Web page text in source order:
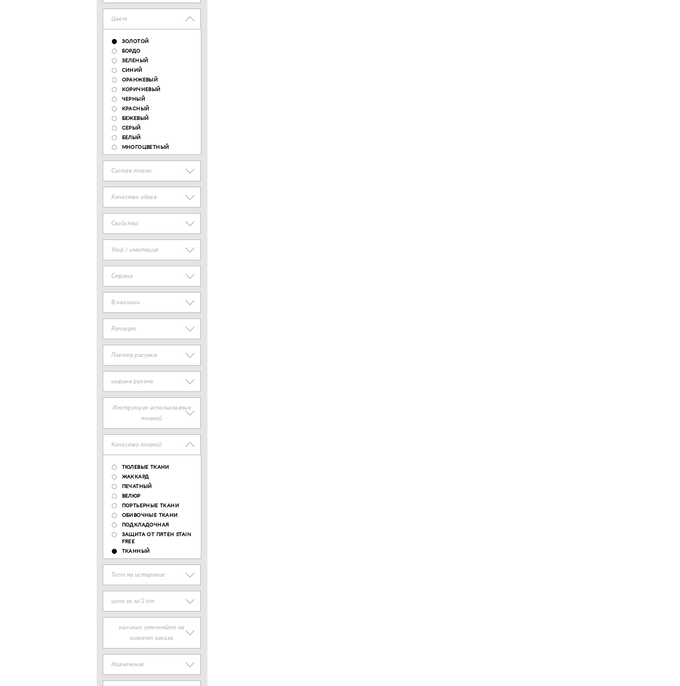
Цвет
ЗОЛОТОЙ
БОРДО
ЗЕЛЕНЫЙ
СИНИЙ
ОРАНЖЕВЫЙ
КОРИЧНЕВЫЙ
ЧЕРНЫЙ
КРАСНЫЙ
БЕЖЕВЫЙ
СЕРЫЙ
БЕЛЫЙ
МНОГОЦВЕТНЫЙ
Состав ткани
Качество обоев
Свойства
Узор / имитация
Страна
В наличии
Раппорт
Повтор рисунка
ширина рулона
Инструкция использования
тканей
Качество тканей
ТЮЛЕВЫЕ ТКАНИ
ЖАККАРД
ПЕЧАТНЫЙ
ВЕЛЮР
ПОРТЬЕРНЫЕ ТКАНИ
ОБИВОЧНЫЕ ТКАНИ
ПОДКЛАДОЧНАЯ
ЗАЩИТА ОТ ПЯТЕН STAIN
FREE
ТКАННЫЙ
Тест на истирание
цена за м/2 от
наличие уточняйте на
момент заказа
Назначение